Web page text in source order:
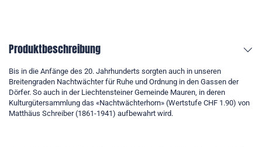
Produktbeschreibung
Bis in die Anfänge des 20. Jahrhunderts sorgten auch in unseren
Breitengraden Nachtwächter für Ruhe und Ordnung in den Gassen der
Dörfer. So auch in der Liechtensteiner Gemeinde Mauren, in deren
Kulturgütersammlung das «Nachtwächterhorn» (Wertstufe CHF 1.90) von
Matthäus Schreiber (1861-1941) aufbewahrt wird.